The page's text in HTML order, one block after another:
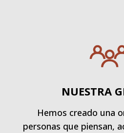
NUESTRA
Hemos creado una
personas que piensan,